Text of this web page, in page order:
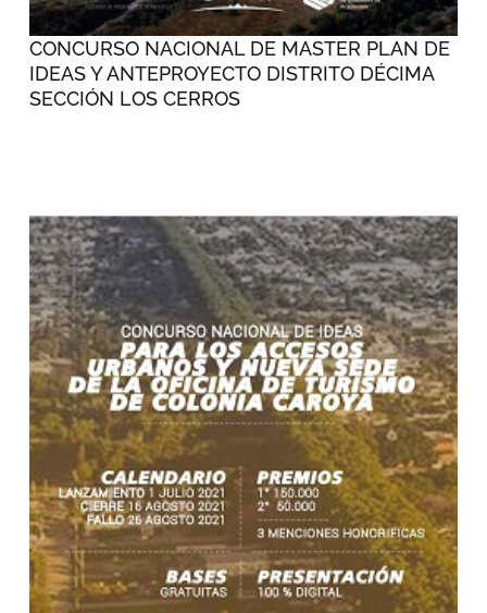
CONCURSO NACIONAL DE MASTER PLAN DE
IDEAS Y ANTEPROYECTO DISTRITO DÉCIMA
SECCIÓN LOS CERROS